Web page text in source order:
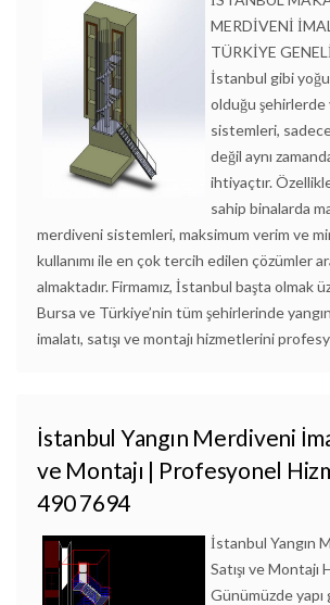
MERDİVENİ
TÜRKİYE
İstanbul gibi
olduğu şehirlerde
sistemleri,
değil aynı
ihtiyaçtır.
sahip binalarda
merdiveni sistemleri, maksimum verim ve
kullanımı ile en çok tercih edilen çözümler
almaktadır. Firmamız, İstanbul başta olmak
Bursa ve Türkiye’nin tüm şehirlerinde
imalatı, satışı ve montajı hizmetlerini
İstanbul Yangın Merdiveni
ve Montajı | Profesyonel
490 7694
İstanbul Yangın
Satışı ve Montajı
Günümüzde yapı